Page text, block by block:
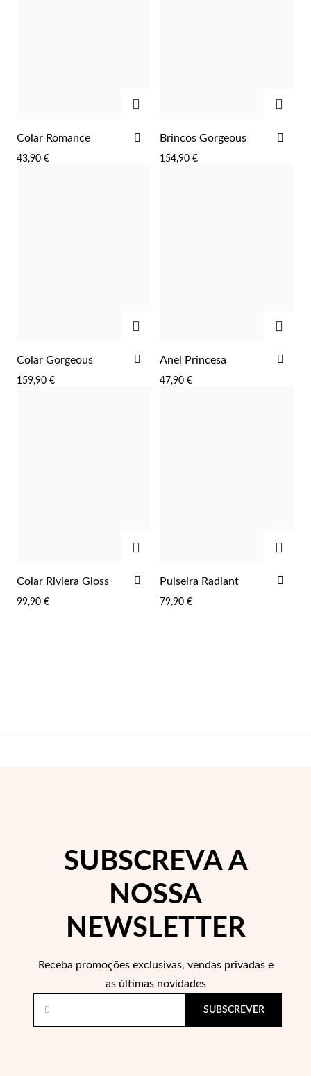
Colar Romance
43,90 €
ADICIONAR
FAVORITOS
Brincos Gorgeous
154,90 €
Colar Gorgeous
159,90 €
ADICIONAR
FAVORITOS
Anel Princesa
47,90 €
Colar Riviera Gloss
99,90 €
ADICIONAR
FAVORITOS
Pulseira Radiant
79,90 €
SUBSCREVA A
NOSSA
NEWSLETTER
Receba promoções exclusivas, vendas privadas e
as últimas novidades
SUBSCREVER